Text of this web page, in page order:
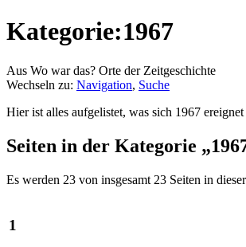
Kategorie:1967
Aus Wo war das? Orte der Zeitgeschichte
Wechseln zu: Navigation, Suche
Hier ist alles aufgelistet, was sich 1967 ereignet
Seiten in der Kategorie
Es werden 23 von insgesamt 23 Seiten in
1